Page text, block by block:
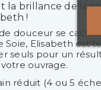
la brillance de la
!
douceur se cache
Elisabeth est
seuls pour un
ouvrage.
réduit (4 ou 5